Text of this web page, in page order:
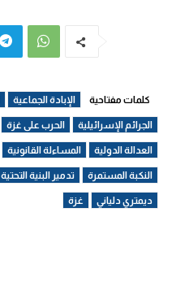
كلمات مفتاحية الإبادة الجماعية
الجرائم الإسرائيلية الحرب على غزة
العدالة الدولية المساءلة القانونية
النكبة المستمرة تدمير البنية التحتية
ديمتري دلياني غزة